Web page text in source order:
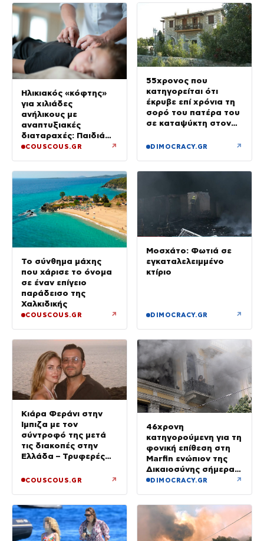
Ηλικιακός «κόφτης»
για χιλιάδες
ανήλικους με
αναπτυξιακές
διαταραχές: Παιδιά
ενός κατώτερου θεού
COUSCOUS.GR ↗
55χρονος που
κατηγορείται ότι
έκρυβε επί χρόνια τη
σορό του πατέρα του
σε καταψύκτη στον
του λόγια στους
DIMOCRACY.GR ↗
Το σύνθημα μάχης
που χάρισε το όνομα
σε έναν επίγειο
παράδεισο της
Χαλκιδικής
COUSCOUS.GR ↗
Μοσχάτο: Φωτιά σε
εγκαταλελειμμένο
κτίριο
DIMOCRACY.GR ↗
Κιάρα Φεράνι στην
Ίμπιζα με τον
σύντροφό της μετά
τις διακοπές στην
Ελλάδα – Τρυφερές
COUSCOUS.GR ↗
46χρονη
κατηγορούμενη για τη
φονική επίθεση στη
Marfin ενώπιον της
Δικαιοσύνης σήμερα –
Τα στοιχεία που την
DIMOCRACY.GR ↗